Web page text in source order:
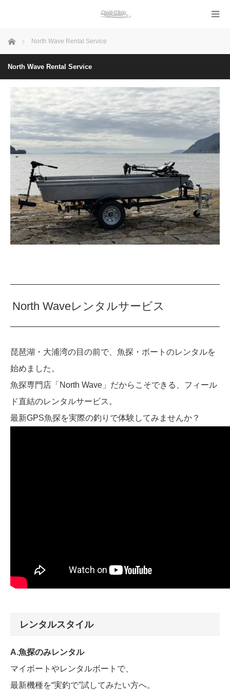
ホーム North Wave Rental Service
North Wave Rental Service
North Waveレンタルサービス
琵琶湖・大浦湾の目の前で、魚探・ボートのレンタルを
始めました。
魚探専門店「North Wave」だからこそできる、フィール
ド直結のレンタルサービス。
最新GPS魚探を実際の釣りで体験してみませんか？
レンタルスタイル
A.魚探のみレンタル
マイボートやレンタルボートで、
最新機種を“実釣で”試してみたい方へ。